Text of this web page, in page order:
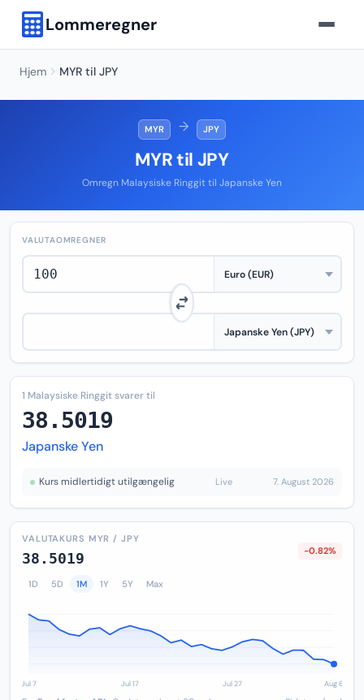
Lommeregner
Hjem MYR til JPY
MYR → JPY
MYR til JPY
Omregn Malaysiske Ringgit til Japanske Yen
VALUTAOMREGNER
1 Malaysiske Ringgit svarer til
38.5019
Japanske Yen
Kurs midlertidigt utilgængelig Live 7. August 2026
VALUTAKURS MYR / JPY
38.5019 -0.82%
1D 5D 1M 1Y 5Y Max